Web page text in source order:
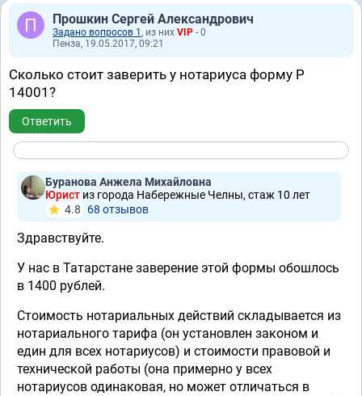
Прошкин Сергей Александрович
Задано вопросов 1 , из них VIP - 0
Пенза, 19.05.2017, 09:21
Сколько стоит заверить у нотариуса форму Р
14001?
Ответить
Буранова Анжела Михайловна
Юрист из города Набережные Челны, стаж 10 лет
4.8
68 отзывов
Здравствуйте.
У нас в Татарстане заверение этой формы обошлось
в 1400 рублей.
Стоимость нотариальных действий складывается из
нотариального тарифа (он установлен законом и
един для всех нотариусов) и стоимости правовой и
технической работы (она примерно у всех
нотариусов одинаковая, но может отличаться в